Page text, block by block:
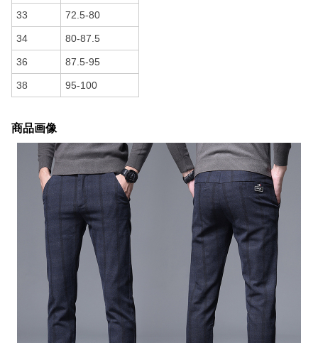
33 72.5-80
34 80-87.5
36 87.5-95
38 95-100
商品画像